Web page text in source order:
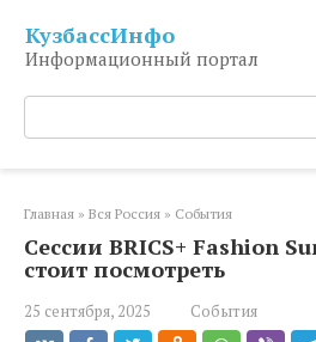
контенту
КузбассИнфо
Информационный портал
Поиск:
Главная » Вся Россия » События
Сессии BRICS+ Fashion
стоит посмотреть
25 сентября, 2025 События